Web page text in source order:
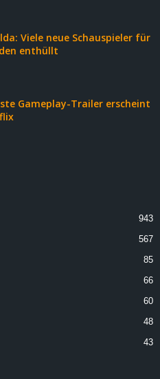
Viele neue Schauspieler für
enthüllt
Gameplay-Trailer erscheint
943
567
85
66
60
48
43